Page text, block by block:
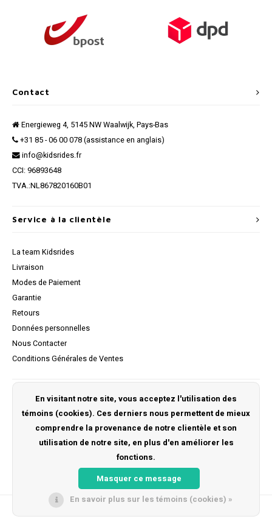
Contact
Energieweg 4, 5145 NW Waalwijk, Pays-Bas
+31 85 - 06 00 078 (assistance en anglais)
info@kidsrides.fr
CCI: 96893648
TVA.:NL867820160B01
Service à la clientèle
La team Kidsrides
Livraison
Modes de Paiement
Garantie
Retours
Données personnelles
Nous Contacter
Conditions Générales de Ventes
S'inscrire
Mes commandes
En visitant notre site, vous acceptez l'utilisation des
témoins (cookies). Ces derniers nous permettent de mieux
comprendre la provenance de notre clientèle et son
utilisation de notre site, en plus d'en améliorer les
fonctions.
Masquer ce message
En savoir plus sur les témoins (cookies) »